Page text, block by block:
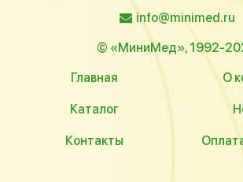
info@minimed.ru
© «МиниМед», 1992-
Главная
О
Каталог
Контакты